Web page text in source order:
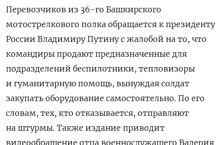
Перевозчиков из 36-го Башкирского
мотострелкового полка обращается к президенту
России Владимиру Путину с жалобой на то, что
командиры продают предназначенные для
подразделений беспилотники, тепловизоры
и гуманитарную помощь, вынуждая солдат
закупать оборудование самостоятельно. По его
словам, тех, кто отказывается, отправляют
на штурмы. Также издание приводит
видеообращение отца военнослужащего Валерия